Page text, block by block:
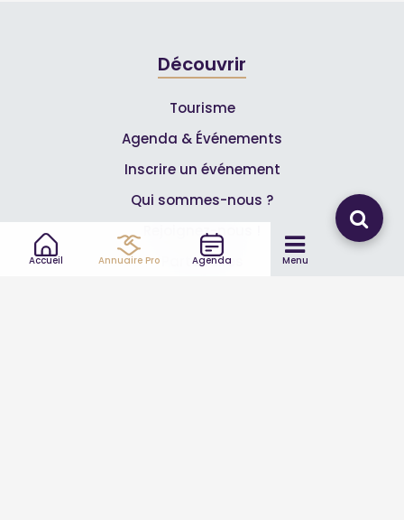
Accueil Annuaire Pro Agenda Menu
Découvrir
Tourisme
Agenda & Événements
Inscrire un événement
Qui sommes-nous ?
Rejoignez-nous !
Partenaires